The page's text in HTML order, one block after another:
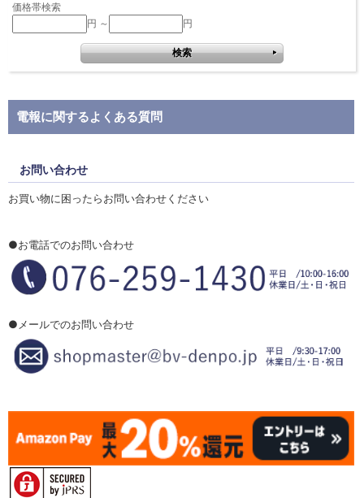
価格帯検索
円 ～
円
電報に関するよくある質問
お問い合わせ
お買い物に困ったらお問い合わせください
●お電話でのお問い合わせ
●メールでのお問い合わせ